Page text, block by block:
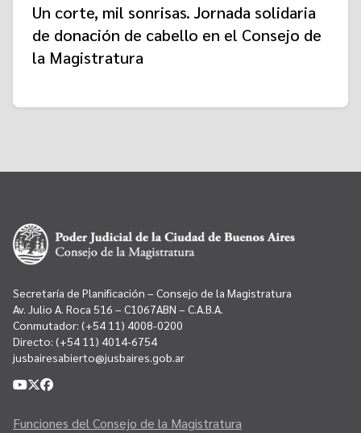
Un corte, mil sonrisas. Jornada solidaria
de donación de cabello en el Consejo de
la Magistratura
Secretaría de Planificación – Consejo de la Magistratura
Av. Julio A. Roca 516 – C1067ABN – C.A.B.A.
Conmutador: (+54 11) 4008-0200
Directo: (+54 11) 4014-6754
jusbairesabierto@jusbaires.gob.ar
Funciones del Consejo de la Magistratura